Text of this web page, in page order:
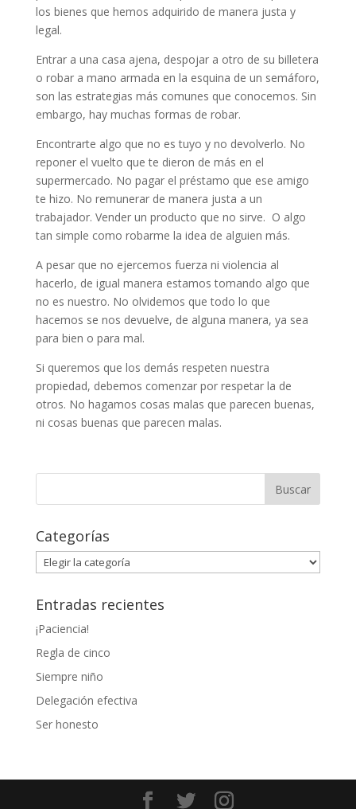
los bienes que hemos adquirido de manera justa y
legal.
Entrar a una casa ajena, despojar a otro de su billetera
o robar a mano armada en la esquina de un semáforo,
son las estrategias más comunes que conocemos. Sin
embargo, hay muchas formas de robar.
Encontrarte algo que no es tuyo y no devolverlo. No
reponer el vuelto que te dieron de más en el
supermercado. No pagar el préstamo que ese amigo
te hizo. No remunerar de manera justa a un
trabajador. Vender un producto que no sirve. O algo
tan simple como robarme la idea de alguien más.
A pesar que no ejercemos fuerza ni violencia al
hacerlo, de igual manera estamos tomando algo que
no es nuestro. No olvidemos que todo lo que
hacemos se nos devuelve, de alguna manera, ya sea
para bien o para mal.
Si queremos que los demás respeten nuestra
propiedad, debemos comenzar por respetar la de
otros. No hagamos cosas malas que parecen buenas,
ni cosas buenas que parecen malas.
Categorías
Categorías
Entradas recientes
¡Paciencia!
Regla de cinco
Siempre niño
Delegación efectiva
Ser honesto